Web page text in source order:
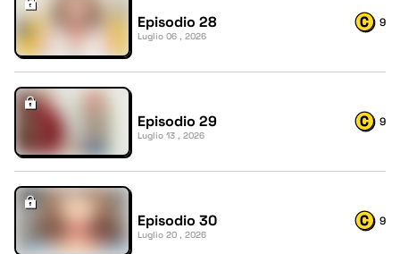
Episodio 28
Luglio 06 , 2026
9
Episodio 29
Luglio 13 , 2026
9
Episodio 30
Luglio 20 , 2026
9